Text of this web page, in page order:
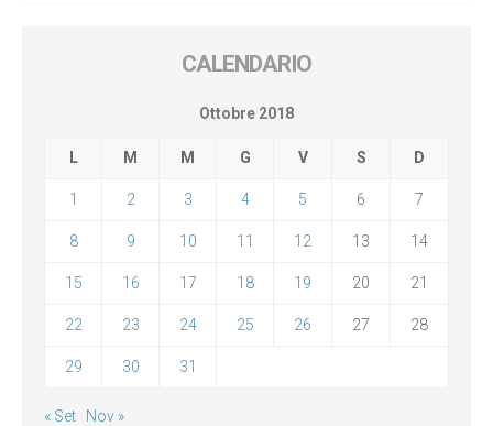
CALENDARIO
Ottobre 2018
L M M G V S D
1 2 3 4 5 6 7
8 9 10 11 12 13 14
15 16 17 18 19 20 21
22 23 24 25 26 27 28
29 30 31
« Set Nov »